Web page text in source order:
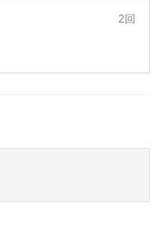
2回